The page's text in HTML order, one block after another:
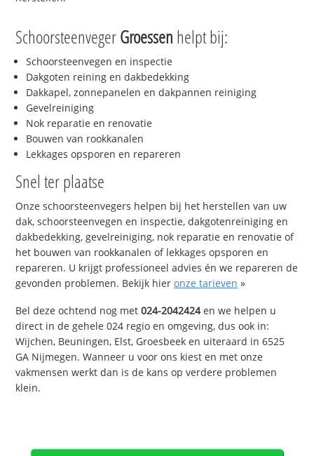
SchoorsteenvegerGroessen helpt bij:
Schoorsteenvegen en inspectie
Dakgoten reining en dakbedekking
Dakkapel, zonnepanelen en dakpannen reiniging
Gevelreiniging
Nok reparatie en renovatie
Bouwen van rookkanalen
Lekkages opsporen en repareren
Snel ter plaatse
Onze schoorsteenvegers helpen bij het herstellen van uw
dak, schoorsteenvegen en inspectie, dakgotenreiniging en
dakbedekking, gevelreiniging, nok reparatie en renovatie of
het bouwen van rookkanalen of lekkages opsporen en
repareren. U krijgt professioneel advies én we repareren de
gevonden problemen. Bekijk hieronze tarieven »
Bel deze ochtend nog met024-2042424en we helpen u
direct in de gehele 024 regio en omgeving, dus ook in:
Wijchen, Beuningen, Elst, Groesbeek en uiteraard in 6525
GA Nijmegen. Wanneer u voor ons kiest en met onze
vakmensen werkt dan is de kans op verdere problemen
klein.